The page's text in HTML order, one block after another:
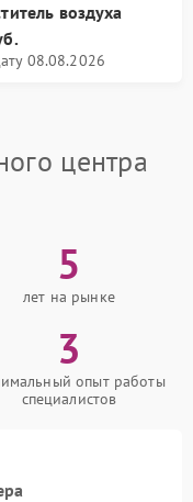
воздуха
08.08.2026
центра
5
лет на рынке
3
опыт работы
специалистов